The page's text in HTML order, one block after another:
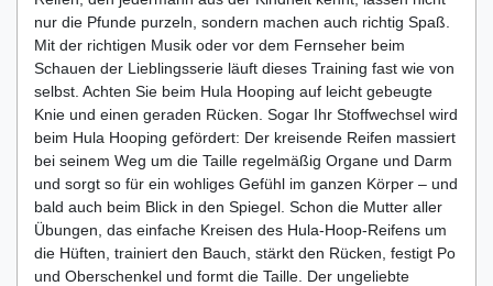
nur die Pfunde purzeln, sondern machen auch richtig Spaß.
Mit der richtigen Musik oder vor dem Fernseher beim
Schauen der Lieblingsserie läuft dieses Training fast wie von
selbst. Achten Sie beim Hula Hooping auf leicht gebeugte
Knie und einen geraden Rücken. Sogar Ihr Stoffwechsel wird
beim Hula Hooping gefördert: Der kreisende Reifen massiert
bei seinem Weg um die Taille regelmäßig Organe und Darm
und sorgt so für ein wohliges Gefühl im ganzen Körper – und
bald auch beim Blick in den Spiegel. Schon die Mutter aller
Übungen, das einfache Kreisen des Hula-Hoop-Reifens um
die Hüften, trainiert den Bauch, stärkt den Rücken, festigt Po
und Oberschenkel und formt die Taille. Der ungeliebte